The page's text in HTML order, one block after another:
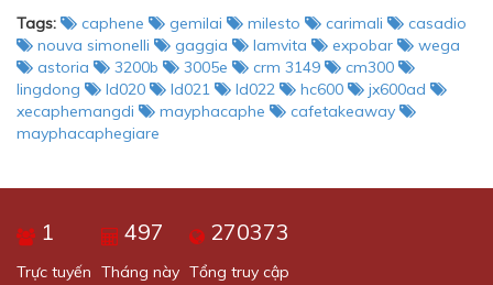
Tags: caphene gemilai milesto carimali
casadio
nouva simonelli
gaggia lamvita expobar
wega
astoria
3200b 3005e crm 3149
cm300
lingdong
ld020 ld021 ld022 hc600
jx600ad
xecaphemangdi
mayphacaphe
cafetakeaway
mayphacaphegiare
1
Trực tuyến
497
Tháng này
270373
Tổng truy cập